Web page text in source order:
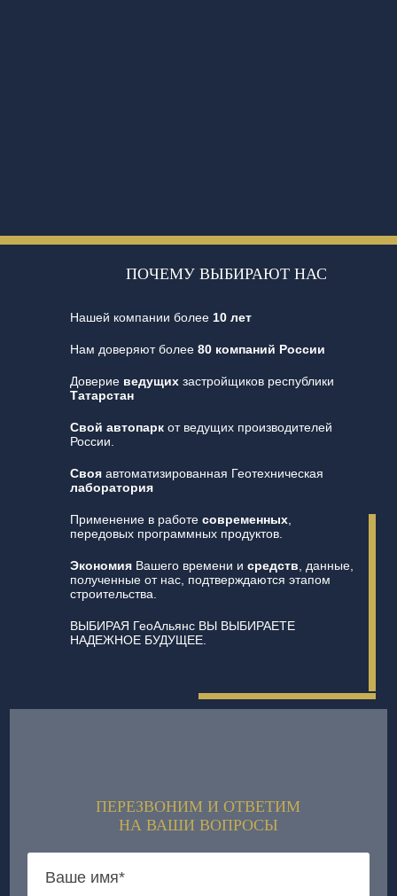
ПОЧЕМУ ВЫБИРАЮТ НАС
Нашей компании более 10 лет
Нам доверяют более 80 компаний России
Доверие ведущихзастройщиков республики
Татарстан
Свой автопаркот ведущих производителей
России.
Свояавтоматизированная Геотехническая
лаборатория
Применение в работе современных,
передовых программных продуктов.
ЭкономияВашего времени и средств , данные,
полученные от нас, подтверждаются этапом
строительства.
ВЫБИРАЯ ГеоАльянс ВЫ ВЫБИРАЕТЕ
НАДЕЖНОЕ БУДУЩЕЕ.
ПЕРЕЗВОНИМ И ОТВЕТИМ
НА ВАШИ ВОПРОСЫ